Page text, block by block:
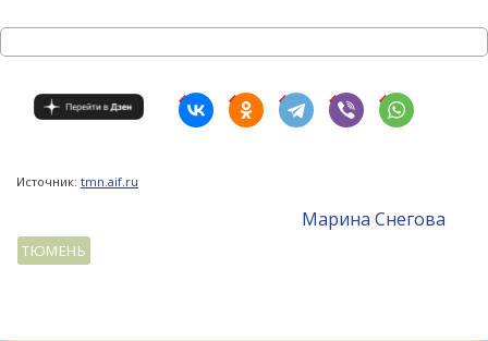
Источник: tmn.aif.ru
Mарина Снегова
ТЮМЕНЬ